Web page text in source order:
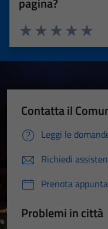
Valuta
Valuta 4
Valuta 3 stelle
Valuta 2 stelle su
Valuta 1 stelle su 5
Contatta il
Leggi le
Richiedi
Prenota
Problemi in città